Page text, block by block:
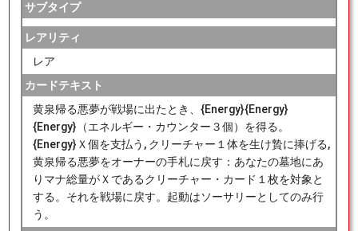
サブタイプ
レアリティ
レア
カードテキスト
黄泉帰る悪夢が戦場に出たとき、{Energy}{Energy}
{Energy}（エネルギー・カウンター３個）を得る。
{Energy}Ｘ個を支払う, クリーチャー１体を生け贄に捧げる,
黄泉帰る悪夢をオーナーの手札に戻す：あなたの墓地にあ
りマナ総量がＸであるクリーチャー・カード１枚を対象と
する。それを戦場に戻す。起動はソーサリーとしてのみ行
う。